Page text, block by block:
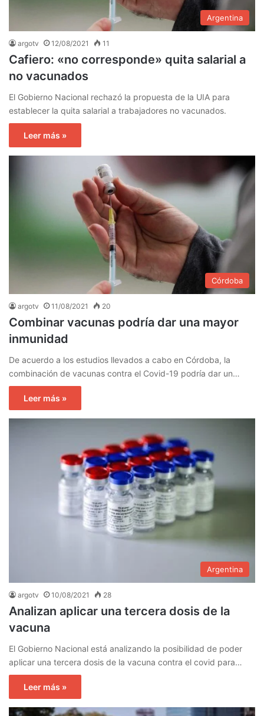
Argentina
argotv 12/08/2021 11
Cafiero: «no corresponde» quita salarial a
no vacunados
El Gobierno Nacional rechazó la propuesta de la UIA para
establecer la quita salarial a trabajadores no vacunados.
Leer más »
Córdoba
argotv 11/08/2021 20
Combinar vacunas podría dar una mayor
inmunidad
De acuerdo a los estudios llevados a cabo en Córdoba, la
combinación de vacunas contra el Covid-19 podría dar un…
Leer más »
Argentina
argotv 10/08/2021 28
Analizan aplicar una tercera dosis de la
vacuna
El Gobierno Nacional está analizando la posibilidad de poder
aplicar una tercera dosis de la vacuna contra el covid para…
Leer más »